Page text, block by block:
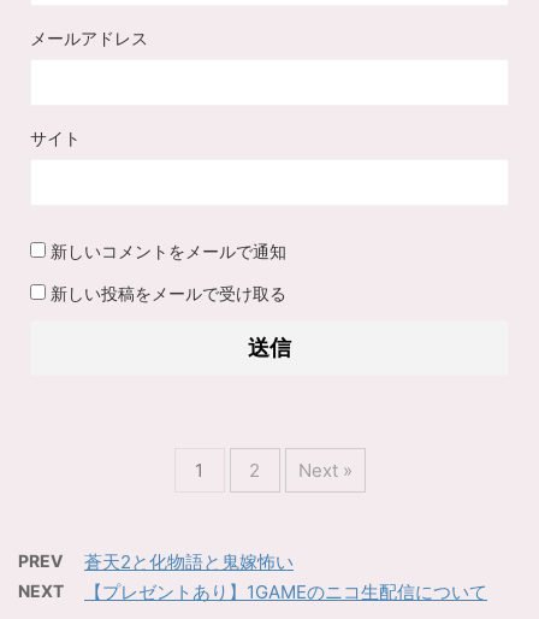
メールアドレス
サイト
新しいコメントをメールで通知
新しい投稿をメールで受け取る
1 2 Next »
PREV 蒼天2と化物語と鬼嫁怖い
NEXT 【プレゼントあり】1GAMEのニコ生配信について